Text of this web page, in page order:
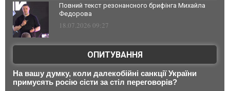
Повний текст резонансного брифінга Михайла
Федорова
18.07.2026 09:27
ОПИТУВАННЯ
На вашу думку, коли далекобійні санкції України
примусять росію сісти за стіл переговорів?